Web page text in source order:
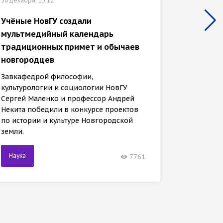
Учёные НовГУ создали
мультмедийный календарь
традиционных примет и обычаев
новгородцев
Завкафедрой философии,
культурологии и социологии НовГУ
Сергей Маленко и профессор Андрей
Некита победили в конкурсе проектов
по истории и культуре Новгородской
земли.
Наука 7761